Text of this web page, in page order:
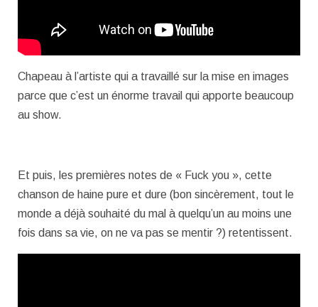
Chapeau à l’artiste qui a travaillé sur la mise en images
parce que c’est un énorme travail qui apporte beaucoup
au show.
Et puis, les premières notes de « Fuck you », cette
chanson de haine pure et dure (bon sincèrement, tout le
monde a déjà souhaité du mal à quelqu’un au moins une
fois dans sa vie, on ne va pas se mentir ?) retentissent.